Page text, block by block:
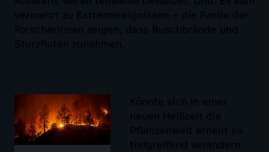
vermehrt zu Extremereignissen – die Funde der
Forscherinnen zeigen, dass Buschbrände und
Sturzfluten zunahmen.
Könnte sich in einer
neuen Heißzeit die
Pflanzenwelt erneut so
tiefgreifend verändern